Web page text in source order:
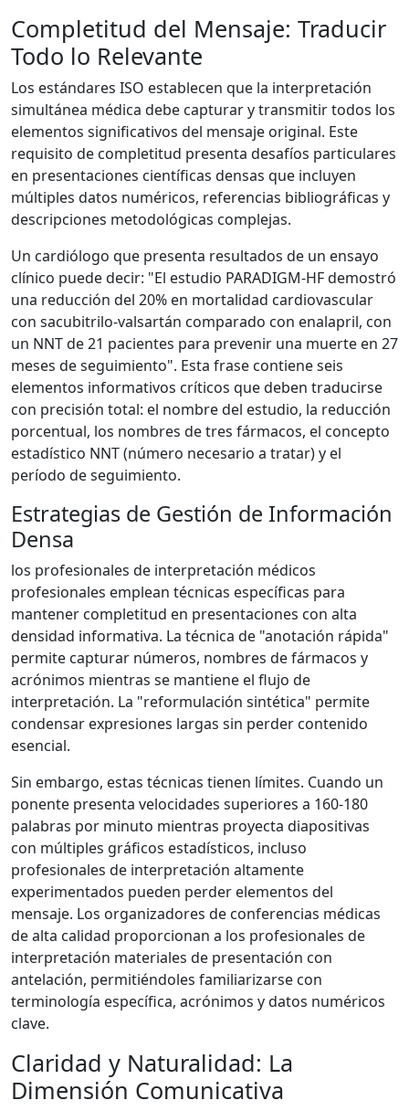
Completitud del Mensaje: Traducir
Todo lo Relevante
Los estándares ISO establecen que la interpretación
simultánea médica debe capturar y transmitir todos los
elementos significativos del mensaje original. Este
requisito de completitud presenta desafíos particulares
en presentaciones científicas densas que incluyen
múltiples datos numéricos, referencias bibliográficas y
descripciones metodológicas complejas.
Un cardiólogo que presenta resultados de un ensayo
clínico puede decir: "El estudio PARADIGM-HF demostró
una reducción del 20% en mortalidad cardiovascular
con sacubitrilo-valsartán comparado con enalapril, con
un NNT de 21 pacientes para prevenir una muerte en 27
meses de seguimiento". Esta frase contiene seis
elementos informativos críticos que deben traducirse
con precisión total: el nombre del estudio, la reducción
porcentual, los nombres de tres fármacos, el concepto
estadístico NNT (número necesario a tratar) y el
período de seguimiento.
Estrategias de Gestión de Información
Densa
los profesionales de interpretación médicos
profesionales emplean técnicas específicas para
mantener completitud en presentaciones con alta
densidad informativa. La técnica de "anotación rápida"
permite capturar números, nombres de fármacos y
acrónimos mientras se mantiene el flujo de
interpretación. La "reformulación sintética" permite
condensar expresiones largas sin perder contenido
esencial.
Sin embargo, estas técnicas tienen límites. Cuando un
ponente presenta velocidades superiores a 160-180
palabras por minuto mientras proyecta diapositivas
con múltiples gráficos estadísticos, incluso
profesionales de interpretación altamente
experimentados pueden perder elementos del
mensaje. Los organizadores de conferencias médicas
de alta calidad proporcionan a los profesionales de
interpretación materiales de presentación con
antelación, permitiéndoles familiarizarse con
terminología específica, acrónimos y datos numéricos
clave.
Claridad y Naturalidad: La
Dimensión Comunicativa